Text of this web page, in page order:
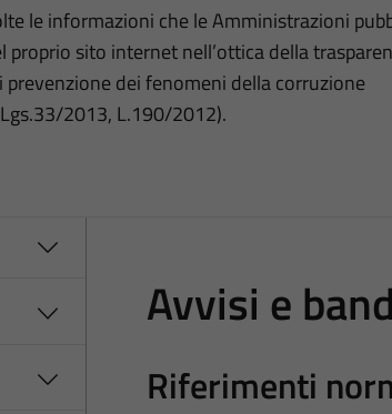
le informazioni che le Amministrazioni
proprio sito internet nell’ottica della
dei fenomeni della corruzione
2013, L.190/2012).
Avvisi e
Riferimenti